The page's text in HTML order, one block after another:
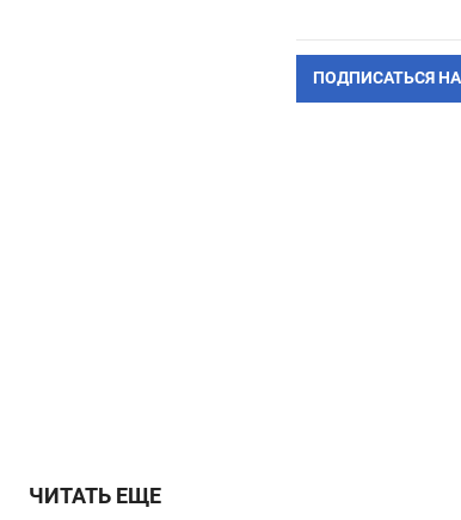
ПОДПИСАТЬСЯ
ЧИТАТЬ ЕЩЕ